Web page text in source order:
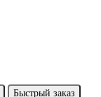
Быстрый заказ